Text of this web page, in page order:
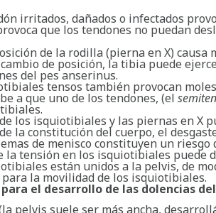
irritados, dañados o infectados
que los tendones no puedan
de la rodilla (pierna en X) causa
de posición, la tibia puede
del pes anserinus.
tensos también provocan
a que uno de los tendones, (el
los isquiotibiales y las piernas en X
la constitución del cuerpo, el
de menisco constituyen un
la tensión en los isquiotibiales puede
están unidos a la pelvis, de
la movilidad de los isquiotibiales.
el desarrollo de las dolencias
pelvis suele ser más ancha,